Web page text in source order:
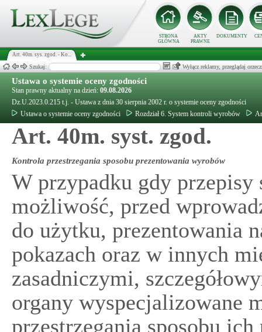
STRONA
GŁÓWNA
AKTY
PRAWNE
DOKUMENTY
Art. 40m. sys. zgod. - Ko...
Szukaj: Wyłącz reklamy, przeglądaj
Ustawa o systemie oceny zgodności
Stan prawny aktualny na dzień: 09.08.2026
Dz.U.2023.0.215 t.j. - Ustawa z dnia 30 sierpnia 2002 r. o systemie oceny zgodności
Ustawa o systemie oceny zgodności
Rozdział 6. System kontroli wyrobów
Art. 40m. syst. zgod.
Kontrola przestrzegania sposobu prezentowania wyrobów
W przypadku gdy przepisy
możliwość, przed
do użytku, prezentowania
pokazach oraz w innych
zasadniczymi,
organy wyspecjalizowane
przestrzegania sposobu